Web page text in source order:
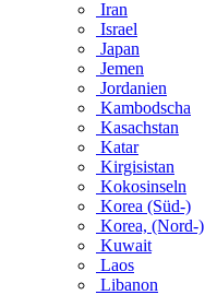
Iran
Israel
Japan
Jemen
Jordanien
Kambodscha
Kasachstan
Katar
Kirgisistan
Kokosinseln
Korea (Süd-)
Korea, (Nord-)
Kuwait
Laos
Libanon